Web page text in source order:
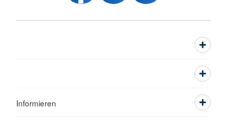
Informieren